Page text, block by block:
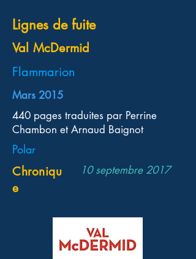
Lignes de fuite
Val McDermid
Flammarion
Mars 2015
440 pages traduites par Perrine
Chambon et Arnaud Baignot
Polar
Chroniqu
e
10 septembre 2017